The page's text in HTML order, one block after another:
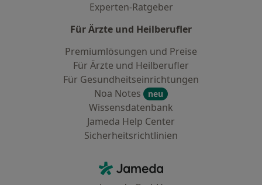
Experten-Ratgeber
Für Ärzte und Heilberufler
Premiumlösungen und Preise
Für Ärzte und Heilberufler
Für Gesundheitseinrichtungen
Noa Notes
neu
Wissensdatenbank
Jameda Help Center
Sicherheitsrichtlinien
Jameda - Startseite